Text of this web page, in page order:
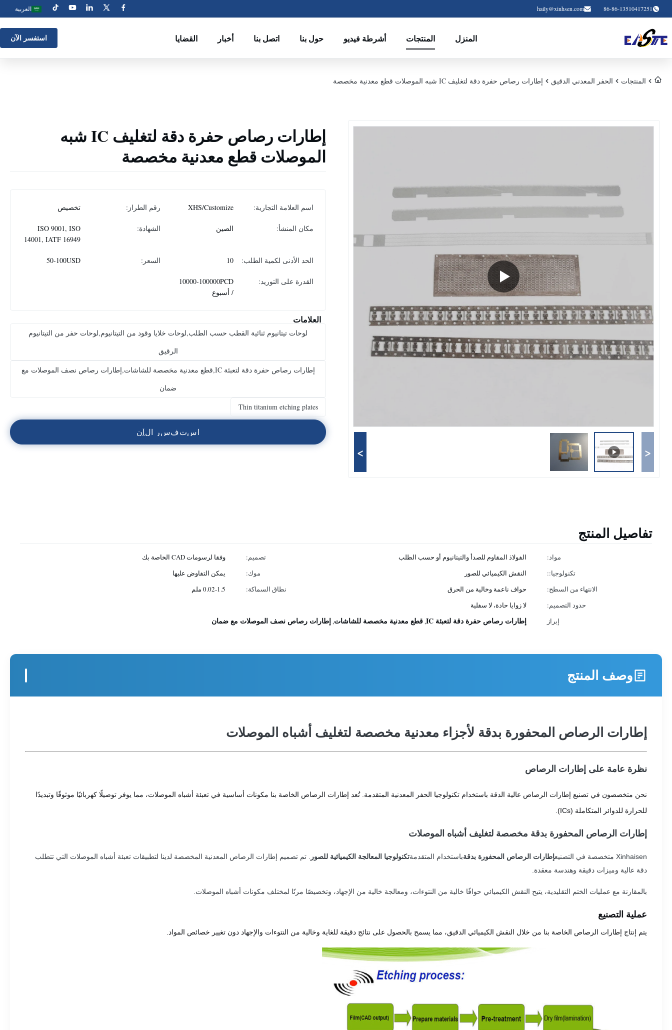
86-86-13510417251
haily@xinhsen.com العربية
المنزل المنتجات أشرطة فيديو حول بنا اتصل بنا أخبار القضايا استفسر الآن
المنتجات الحفر المعدني الدقيق إطارات رصاص حفرة دقة لتغليف IC شبه الموصلات قطع معدنية مخصصة
<
>
إطارات رصاص حفرة دقة لتغليف IC شبه
الموصلات قطع معدنية مخصصة
اسم العلامة التجارية: XHS/Customize رقم الطراز: تخصيص
مكان المنشأ: الصين الشهادة:
ISO 9001, ISO
14001, IATF 16949
الحد الأدنى لكمية الطلب: 10 السعر: 50-100USD
القدرة على التوريد:
10000-100000PCD
/ أسبوع
العلامات
لوحات تيتانيوم ثنائية القطب حسب الطلب,لوحات خلايا وقود من التيتانيوم,لوحات حفر من التيتانيوم
الرقيق
إطارات رصاص حفرة دقة لتعبئة IC,قطع معدنية مخصصة للشاشات,إطارات رصاص نصف الموصلات مع
ضمان
Thin titanium etching plates
استفسر الآن
تفاصيل المنتج
مواد: الفولاذ المقاوم للصدأ والتيتانيوم أو حسب الطلب تصميم:
وفقا لرسومات CAD الخاصة بك
تكنولوجيا::
النقش الكيميائي للصور موك:
يمكن التفاوض عليها
الانتهاء من السطح:
حواف ناعمة وخالية من الحرق نطاق السماكة:
0.02-1.5 ملم
حدود التصميم:
لا زوايا حادة، لا سفلية
إبراز
إطارات رصاص حفرة دقة لتعبئة IC ,قطع معدنية مخصصة للشاشات,إطارات رصاص نصف الموصلات مع ضمان
وصف المنتج
إطارات الرصاص المحفورة بدقة لأجزاء معدنية مخصصة لتغليف أشباه الموصلات
نظرة عامة على إطارات الرصاص
نحن متخصصون في تصنيع إطارات الرصاص عالية الدقة باستخدام تكنولوجيا الحفر المعدنية المتقدمة. تُعد إطارات الرصاص الخاصة بنا مكونات أساسية في تعبئة أشباه الموصلات، مما يوفر توصيلًا كهربائيًا موثوقًا وتبديدًا
للحرارة للدوائر المتكاملة (ICs).
إطارات الرصاص المحفورة بدقة مخصصة لتغليف أشباه الموصلات
Xinhaisen متخصصة في التصنيع إطارات الرصاص المحفورة بدقةباستخدام المتقدمةتكنولوجيا المعالجة الكيميائية للصور
. تم تصميم إطارات الرصاص المعدنية المخصصة لدينا لتطبيقات تعبئة أشباه الموصلات التي تتطلب
دقة عالية وميزات دقيقة وهندسة معقدة.
بالمقارنة مع عمليات الختم التقليدية، يتيح النقش الكيميائي حوافًا خالية من النتوءات، ومعالجة خالية من الإجهاد، وتخصيصًا مرنًا لمختلف مكونات أشباه الموصلات.
عملية التصنيع
يتم إنتاج إطارات الرصاص الخاصة بنا من خلال النقش الكيميائي الدقيق، مما يسمح بالحصول على نتائج دقيقة للغاية وخالية من النتوءات والإجهاد دون تغيير خصائص المواد.